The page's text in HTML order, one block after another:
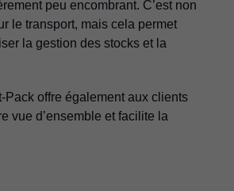
peu encombrant. C’est non
le transport, mais cela permet
la gestion des stocks et la
Pack offre également aux clients
vue d’ensemble et facilite la